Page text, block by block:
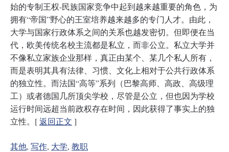
始的专制王权-民族国家竞争中起到越来越重要的角色，为
拥有“帝国”野心的王室培养越来越多的专门人才。由此，
大学与国家行政体系之间的关系也越发密切。但即便在当
代，欧美传统名校主流都是私立，而非公立。私立大学并
不像私立家族企业那样，真正由某个、某几个私人所有，
而是表明其具有法律、习惯、文化上相对于公共行政体系
的独立性。而法国“高等”系列（巴黎高师、高政、高级理
工）或者德国几所顶尖学校，尽管是公立，但也因为学校
运行时间远超当前政权存在时间，因此获得了事实上的独
立性。[返回正文 ]
其他, 写作, 大学, 教职